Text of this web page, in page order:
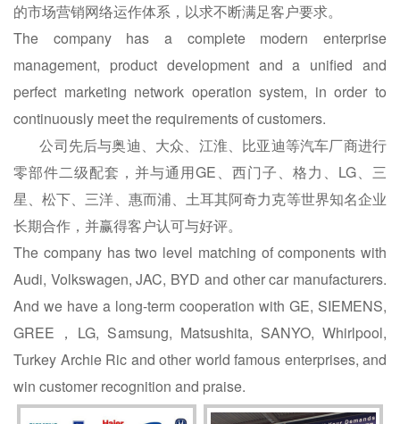
的市场营销网络运作体系，以求不断满足客户要求。
The company has a complete modern enterprise
management, product development and a unified and
perfect marketing network operation system, in order to
continuously meet the requirements of customers.
公司先后与奥迪、大众、江淮、比亚迪等汽车厂商进行
零部件二级配套，并与通用GE、西门子、格力、LG、三
星、松下、三洋、惠而浦、土耳其阿奇力克等世界知名企业
长期合作，并赢得客户认可与好评。
The company has two level matching of components with
Audi, Volkswagen, JAC, BYD and other car manufacturers.
And we have a long-term cooperation with GE, SIEMENS,
GREE，LG, Samsung, Matsushita, SANYO, Whirlpool,
Turkey Archie Ric and other world famous enterprises, and
win customer recognition and praise.